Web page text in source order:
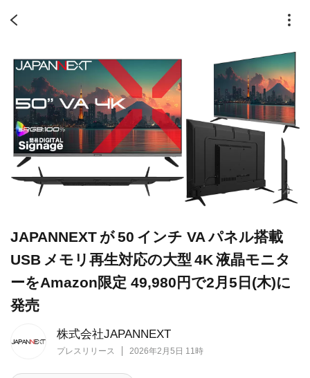
株式会社JAPANNEXT
プレスリリース 2026年2月5日 11時
JAPANNEXT が 50 インチ VA パネル搭載
USB メモリ再生対応の大型 4K 液晶モニタ
ーをAmazon限定 49,980円で2月5日(木)に
発売